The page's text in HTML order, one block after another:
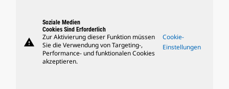
warning
Soziale Medien
Cookies Sind Erforderlich
Zur Aktivierung dieser Funktion müssen
Sie die Verwendung von Targeting-,
Performance- und funktionalen Cookies
akzeptieren.
Cookie-
Einstellungen